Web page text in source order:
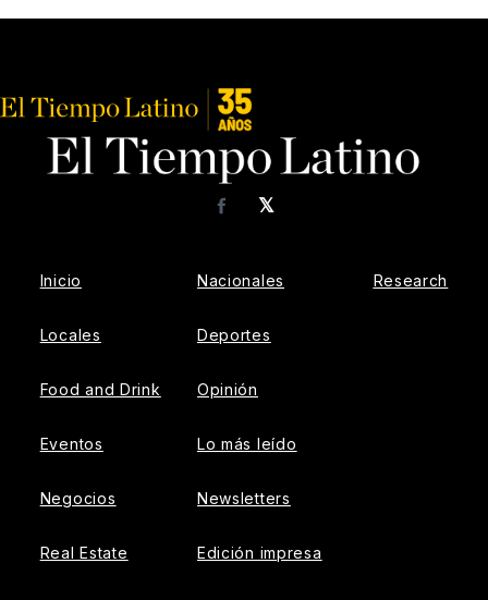
𝕏
Facebook
Inicio
Locales
Food and Drink
Eventos
Negocios
Real Estate
Nacionales
Deportes
Opinión
Lo más leído
Newsletters
Edición impresa
Research